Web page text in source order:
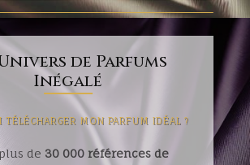
de Parfums
Inégalé
TÉLÉCHARGER MON PARFUM IDÉAL ?
de 30 000 références de